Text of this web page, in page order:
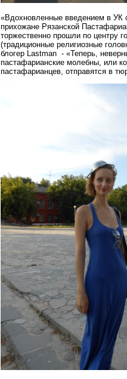
«Вдохновленные введением в УК
прихожане Рязанской
торжественно прошли по центру
(традиционные религиозные
блогер Lastman - «Теперь,
пастафарианские молебны, или
пастафарианцев, отправятся в